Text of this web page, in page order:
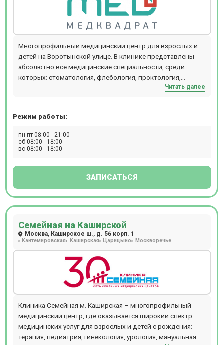
Многопрофильный медицинский центр для взрослых и
детей на Воротынской улице. В клинике представлены
абсолютно все медицинские специальности, среди
которых: стоматология, флебология, проктология,
отоларингология, диагностика, коррекция веса,Читать далее
Режим работы:
пн-пт 08:00 - 21:00
сб 08:00 - 18:00
вс 08:00 - 18:00
ЗАПИСАТЬСЯ
Семейная на Каширской
Москва, Каширское ш., д. 56 корп. 1
Кантемировская Каширская Царицыно Москворечье
Клиника Семейная м. Каширская – многопрофильный
медицинский центр, где оказывается широкий спектр
медицинских услуг для взрослых и детей с рождения:
терапия, педиатрия, гинекология, урология, мануальная